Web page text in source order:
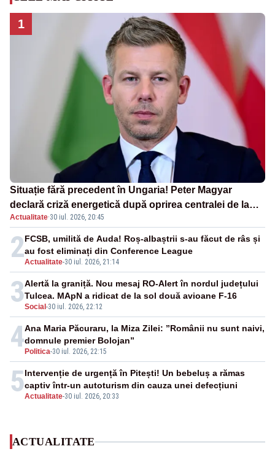
1
Situație fără precedent în Ungaria! Peter Magyar
declară criză energetică după oprirea centralei de la
Paks
Actualitate·30 iul. 2026, 20:45
2Actualitate-30 iul. 2026, 21:14
FCSB, umilită de Auda! Roș-albaștrii s-au făcut de râs și
au fost eliminați din Conference League
3Social -30 iul. 2026, 22:12
Alertă la graniță. Nou mesaj RO-Alert în nordul județului
Tulcea. MApN a ridicat de la sol două avioane F-16
4 Politica-30 iul. 2026, 22:15
Ana Maria Păcuraru, la Miza Zilei: ”Românii nu sunt naivi,
domnule premier Bolojan”
5Actualitate-30 iul. 2026, 20:33
Intervenție de urgență în Pitești! Un bebeluș a rămas
captiv într-un autoturism din cauza unei defecțiuni
ACTUALITATE